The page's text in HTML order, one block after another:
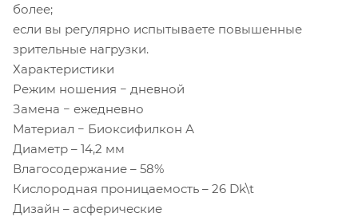
более;
если вы регулярно испытываете повышенные
зрительные нагрузки.
Характеристики
Режим ношения − дневной
Замена − ежедневно
Материал − Биоксифилкон А
Диаметр – 14,2 мм
Влагосодержание – 58%
Кислородная проницаемость – 26 Dk\t
Дизайн – асферические